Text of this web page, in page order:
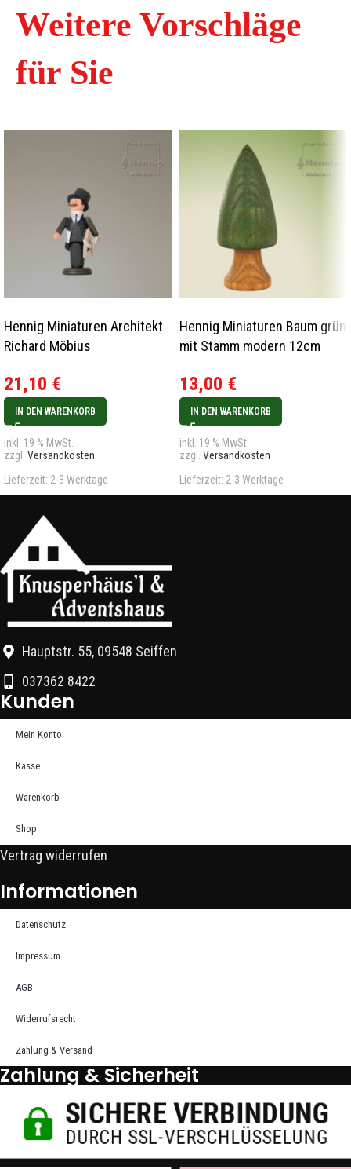
Weitere Vorschläge
für Sie
Hennig Miniaturen Architekt
Richard Möbius
21,10 €
IN DEN WARENKORB
inkl. 19 % MwSt.
zzgl. Versandkosten
Lieferzeit: 2-3 Werktage
Hennig Miniaturen Baum grün
mit Stamm modern 12cm
13,00 €
IN DEN WARENKORB
inkl. 19 % MwSt.
zzgl. Versandkosten
Lieferzeit: 2-3 Werktage
Hauptstr. 55, 09548 Seiffen
037362 8422
Kunden
Mein Konto
Kasse
Warenkorb
Shop
Vertrag widerrufen
Informationen
Datenschutz
Impressum
AGB
Widerrufsrecht
Zahlung & Versand
Zahlung & Sicherheit